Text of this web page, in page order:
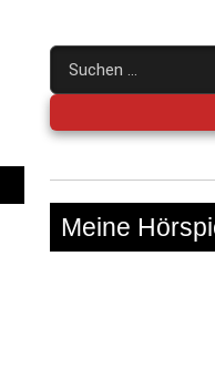
Suchen
nach:
Meine